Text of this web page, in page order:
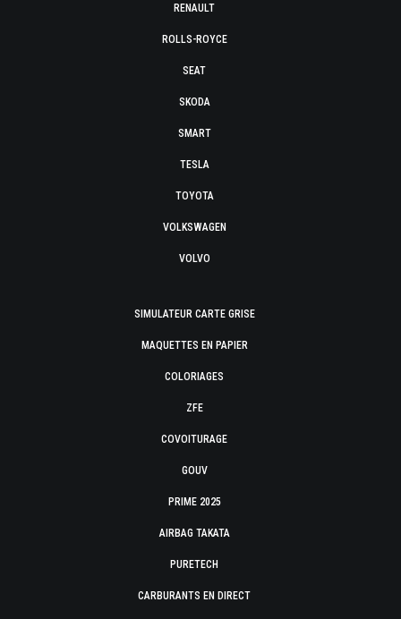
RENAULT
ROLLS-ROYCE
SEAT
SKODA
SMART
TESLA
TOYOTA
VOLKSWAGEN
VOLVO
SIMULATEUR CARTE GRISE
MAQUETTES EN PAPIER
COLORIAGES
ZFE
COVOITURAGE
GOUV
PRIME 2025
AIRBAG TAKATA
PURETECH
CARBURANTS EN DIRECT